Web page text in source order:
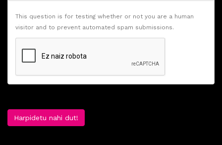
This question is for testing whether or not you are a human
visitor and to prevent automated spam submissions.
Harpidetu nahi dut!